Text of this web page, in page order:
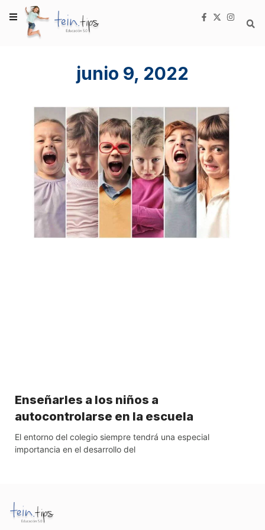
junio 9, 2022
Enseñarles a los niños a
autocontrolarse en la escuela
El entorno del colegio siempre tendrá una especial
importancia en el desarrollo del